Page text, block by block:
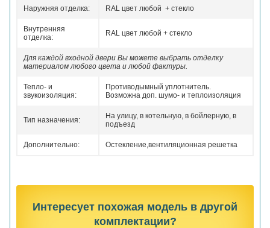
Наружняя отделка: RAL цвет любой + стекло
Внутренняя
отделка:
RAL цвет любой + стекло
Для каждой входной двери Вы можете выбрать отделку
материалом любого цвета и любой фактуры.
Тепло- и
звукоизоляция:
Противодымный уплотнитель.
Возможна доп. шумо- и теплоизоляция
Тип назначения:
На улицу, в котельную, в бойлерную, в
подъезд
Дополнительно: Остекление,вентиляционная решетка
Интересует похожая модель в другой
комплектации?